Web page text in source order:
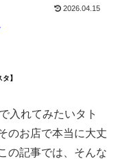
2026.04.15
】
入れてみたいタト
のお店で本当に大丈
の記事では、そんな